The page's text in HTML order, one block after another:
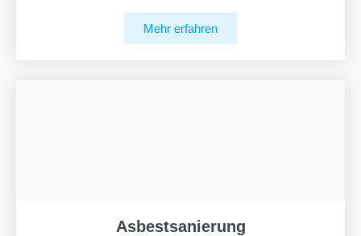
Mehr erfahren
Asbestsanierung